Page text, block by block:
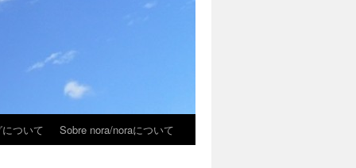
ついて Sobre nora/noraについて